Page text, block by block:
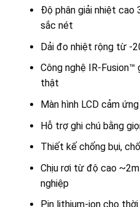
Độ phân giải nhiệt cao
sắc nét
Dải đo nhiệt rộng từ -
Công nghệ IR-Fusion™
thật
Màn hình LCD cảm
Hỗ trợ ghi chú bằng
Thiết kế chống bụi,
Chịu rơi từ độ cao
nghiệp
Pin lithium-ion cho